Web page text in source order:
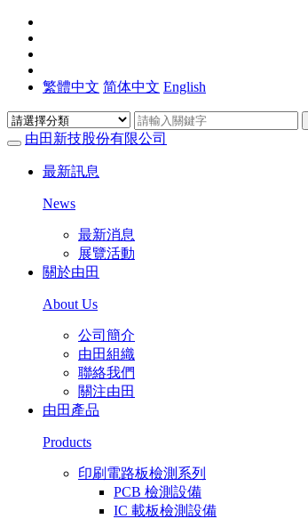
繁體中文 简体中文 English
由田新技股份有限公司
最新訊息
News
最新消息
展覽活動
關於由田
About Us
公司簡介
由田組織
聯絡我們
關注由田
由田產品
Products
印刷電路板檢測系列
PCB 檢測設備
IC 載板檢測設備